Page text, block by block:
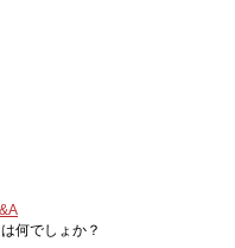
何でしょか？